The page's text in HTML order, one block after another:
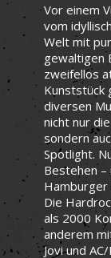
Vor einem
vom
Welt mit
gewaltigen
zweifellos
Kunststück
diversen
nicht nur
sondern
Spotlight.
Bestehen
Hamburger
Die
als 2000
anderem
Jovi und